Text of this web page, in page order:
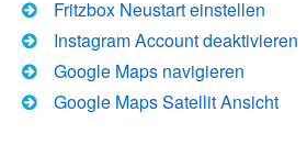
Fritzbox Neustart einstellen
Instagram Account deaktivieren
Google Maps navigieren
Google Maps Satellit Ansicht